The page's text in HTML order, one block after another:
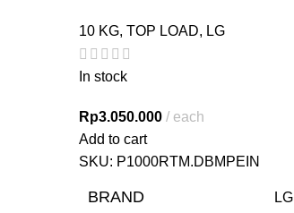
10 KG, TOP LOAD, LG
In stock
Rp3.050.000
each
Add to cart
SKU: P1000RTM.DBMPEIN
BRAND LG